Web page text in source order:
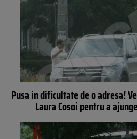
Pusa in dificultate de o adresa!
Laura Cosoi pentru a